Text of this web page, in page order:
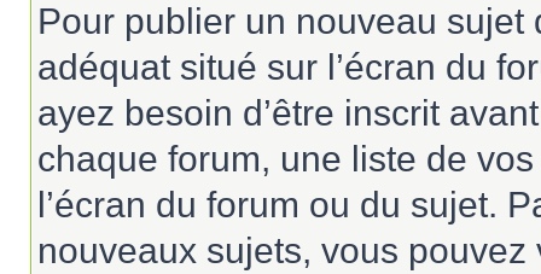
Pour publier un nouveau
adéquat situé sur l’écran du
ayez besoin d’être inscrit
chaque forum, une liste de
l’écran du forum ou du sujet.
nouveaux sujets, vous